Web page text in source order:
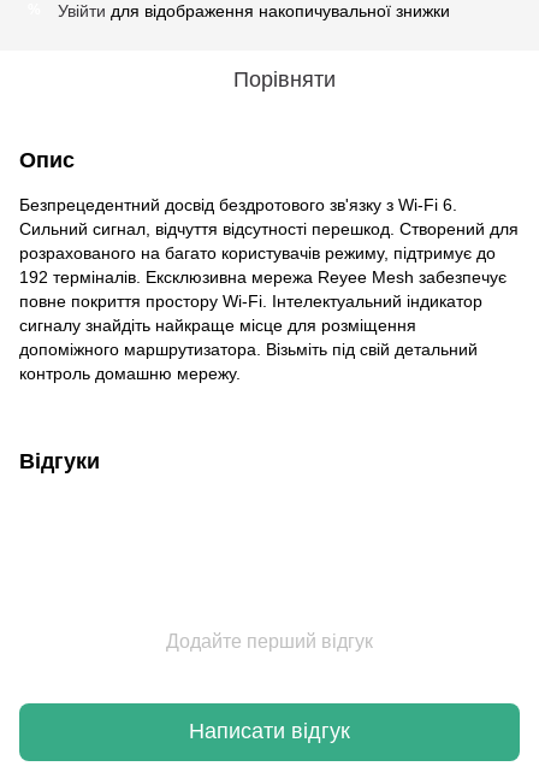
Увійти для відображення накопичувальної знижки
Порівняти
Опис
Безпрецедентний досвід бездротового зв'язку з Wi-Fi 6.
Сильний сигнал, відчуття відсутності перешкод. Створений для
розрахованого на багато користувачів режиму, підтримує до
192 терміналів. Ексклюзивна мережа Reyee Mesh забезпечує
повне покриття простору Wi-Fi. Інтелектуальний індикатор
сигналу знайдіть найкраще місце для розміщення
допоміжного маршрутизатора. Візьміть під свій детальний
контроль домашню мережу.
Відгуки
Додайте перший відгук
Написати відгук